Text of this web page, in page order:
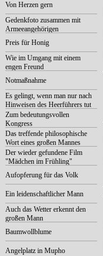
Von Herzen gern
Gedenkfoto zusammen mit
Armeeangehörigen
Preis für Honig
Wie im Umgang mit einem
engen Freund
Notmaßnahme
Es gelingt, wenn man nur nach
Hinweisen des Heerführers tut
Zum bedeutungsvollen
Kongress
Das treffende philosophische
Wort eines großen Mannes
Der wieder gefundene Film
"Mädchen im Frühling"
Aufopferung für das Volk
Ein leidenschaftlicher Mann
Auch das Wetter erkennt den
großen Mann
Baumwollblume
Angelplatz in Mupho